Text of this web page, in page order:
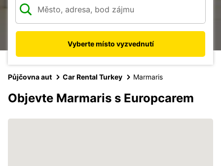
Vyberte místo vyzvednutí
Půjčovna aut Car Rental Turkey Marmaris
Objevte Marmaris s Europcarem